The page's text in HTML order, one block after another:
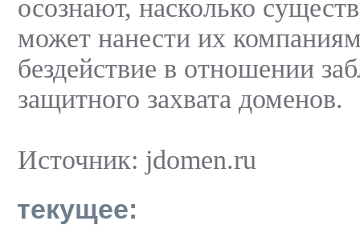
осознают, насколько
может нанести их
бездействие в отношении
защитного захвата доменов.
Источник: jdomen.ru
текущее: